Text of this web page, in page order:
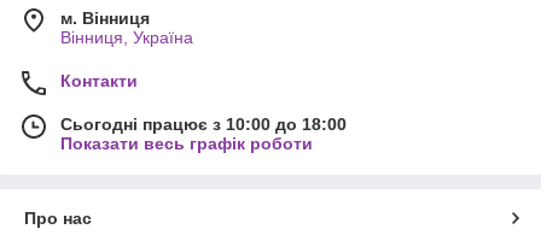
м. Вінниця
Вінниця, Україна
Контакти
Сьогодні працює з 10:00 до 18:00
Показати весь графік роботи
Про нас